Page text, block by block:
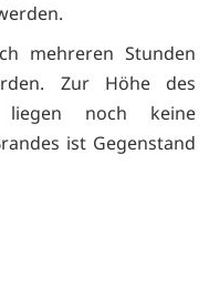
mehreren Stunden
Zur Höhe des
liegen noch keine
ist Gegenstand